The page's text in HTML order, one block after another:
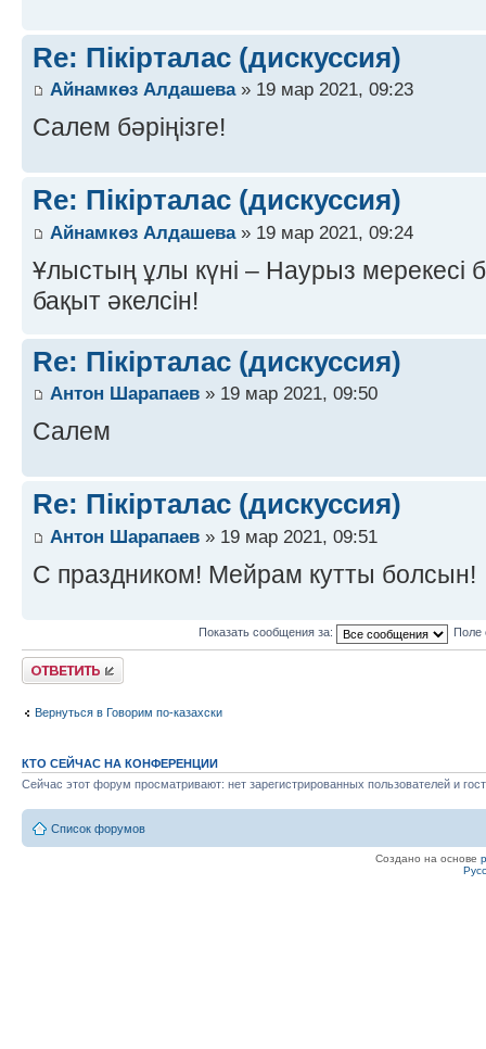
Re: Пікірталас (дискуссия)
Айнамкөз Алдашева» 19 мар 2021, 09:23
Салем бәріңізге!
Re: Пікірталас (дискуссия)
Айнамкөз Алдашева» 19 мар 2021, 09:24
Ұлыстың ұлы күні – Наурыз мерекесі
бақыт әкелсін!
Re: Пікірталас (дискуссия)
Антон Шарапаев » 19 мар 2021, 09:50
Салем
Re: Пікірталас (дискуссия)
Антон Шарапаев » 19 мар 2021, 09:51
С праздником! Мейрам кутты болсын!
Показать сообщения за: Поле
Ответить
Вернуться в Говорим по-казахски
КТО СЕЙЧАС НА КОНФЕРЕНЦИИ
Сейчас этот форум просматривают: нет зарегистрированных пользователей и
Список форумов
Создано на основе